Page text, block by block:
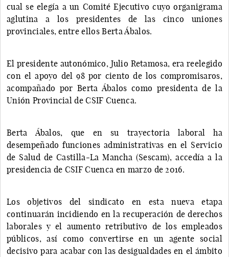
cual se elegía a un Comité Ejecutivo cuyo organigrama
aglutina a los presidentes de las cinco uniones
provinciales, entre ellos Berta Ábalos.
El presidente autonómico, Julio Retamosa, era reelegido
con el apoyo del 98 por ciento de los compromisaros,
acompañado por Berta Ábalos como presidenta de la
Unión Provincial de CSIF Cuenca.
Berta Ábalos, que en su trayectoria laboral ha
desempeñado funciones administrativas en el Servicio
de Salud de Castilla-La Mancha (Sescam), accedía a la
presidencia de CSIF Cuenca en marzo de 2016.
Los objetivos del sindicato en esta nueva etapa
continuarán incidiendo en la recuperación de derechos
laborales y el aumento retributivo de los empleados
públicos, así como convertirse en un agente social
decisivo para acabar con las desigualdades en el ámbito